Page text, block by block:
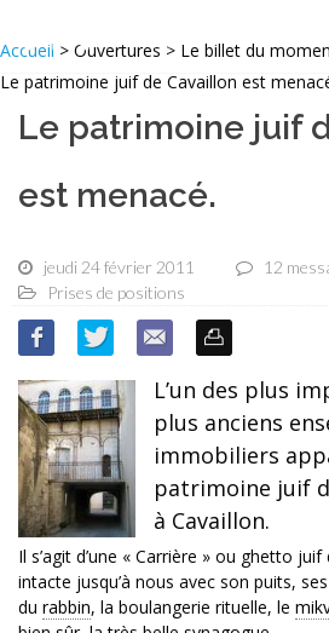
Accueil > Ouvertures > Le billet du
Le patrimoine juif de Cavaillon est
Le patrimoine juif
est menacé.
jeudi 24 février 2011
12
Prises de positions
L’un des plus
plus anciens
immobiliers
patrimoine juif
à Cavaillon.
Il s’agit d’une « Carrière » ou ghetto
intacte jusqu’à nous avec son puits,
du rabbin, la boulangerie rituelle, le